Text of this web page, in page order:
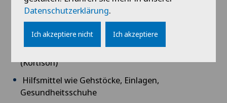
Newsletter
Ich möchte die neuesten Updates und
Informationen des Swiss Medical Network per
Medizinische Trainingstherapie
(Hyaluronsäure oder Eigenblut) und
entzündungshemmenden Medikamenten
(Kortison)
Hilfsmittel wie Gehstöcke, Einlagen,
Gesundheitsschuhe
Datenschutzerklärung.
Ich akzeptiere nicht Ich akzeptiere